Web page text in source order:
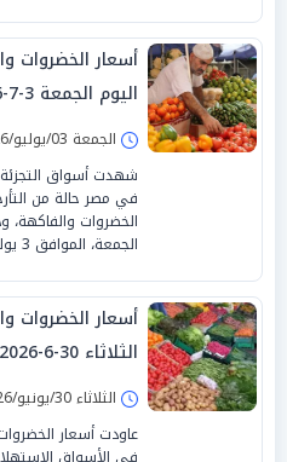
أسعار الخضروات
اليوم الجمعة 3-7-2026
الجمعة 03/يوليو/2026 - 08:00 ص
شهدت أسواق التجزئة
في مصر حالة من
الخضروات والفاكهة،
الجمعة، الموافق 3 يوليو 2026.
أسعار الخضروات
الثلاثاء 30-6-2026
الثلاثاء 30/يونيو/2026 - 08:00 ص
عاودت أسعار